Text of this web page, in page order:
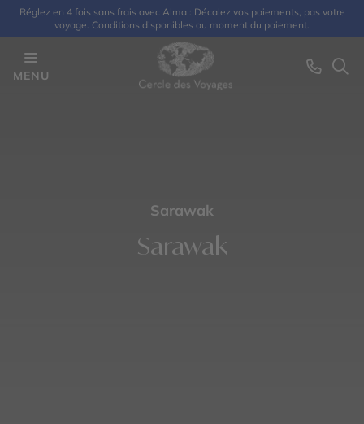
Réglez en 4 fois sans frais avec Alma : Décalez vos paiements, pas votre
voyage. Conditions disponibles au moment du paiement.
MENU
Sarawak
Sarawak